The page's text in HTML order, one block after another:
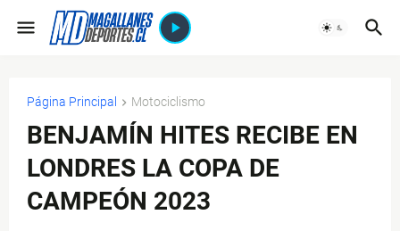
Página Principal Motociclismo
BENJAMÍN HITES RECIBE EN
LONDRES LA COPA DE
CAMPEÓN 2023